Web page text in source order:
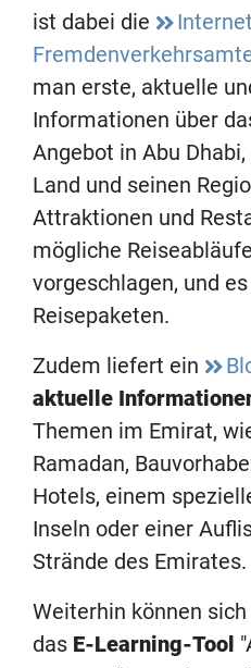
ist dabei die
man erste, aktuelle
Informationen über
Angebot in Abu
Land und seinen
Attraktionen und
mögliche
vorgeschlagen, und
Reisepaketen.
Zudem liefert ein
aktuelle
Themen im Emirat,
Ramadan,
Hotels, einem
Inseln oder einer
Strände des Emirates.
Weiterhin können
das E-Learning-Tool